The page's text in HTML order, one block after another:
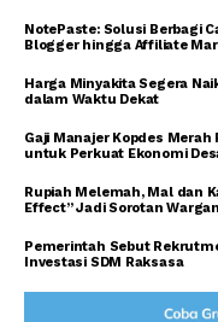
NotePaste: Solusi Berbagi
Blogger hingga Affiliate
Harga Minyakita Segera
dalam Waktu Dekat
Gaji Manajer Kopdes Merah
untuk Perkuat Ekonomi
Rupiah Melemah, Mal dan
Effect” Jadi Sorotan
Pemerintah Sebut
Investasi SDM Raksasa